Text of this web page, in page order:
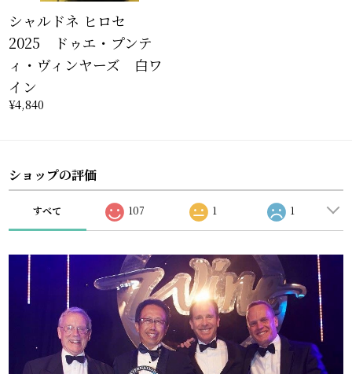
シャルドネ ヒロセ
2025 ドゥエ・プンテ
ィ・ヴィンヤーズ 白ワ
イン
¥4,840
ショップの評価
すべて 107 1 1